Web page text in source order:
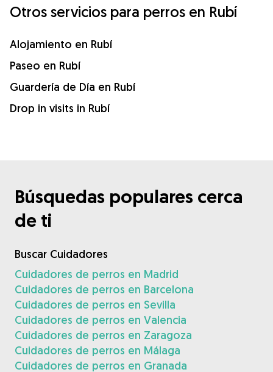
Otros servicios para perros en Rubí
Alojamiento en Rubí
Paseo en Rubí
Guardería de Día en Rubí
Drop in visits in Rubí
Búsquedas populares cerca
de ti
Buscar Cuidadores
Cuidadores de perros en Madrid
Cuidadores de perros en Barcelona
Cuidadores de perros en Sevilla
Cuidadores de perros en Valencia
Cuidadores de perros en Zaragoza
Cuidadores de perros en Málaga
Cuidadores de perros en Granada